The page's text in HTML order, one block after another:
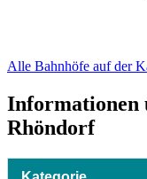
Alle Bahnhöfe auf der
Informationen
Rhöndorf